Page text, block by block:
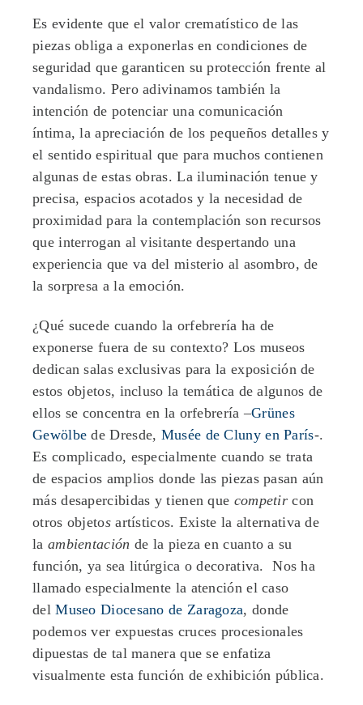
Es evidente que el valor crematístico de las
piezas obliga a exponerlas en condiciones de
seguridad que garanticen su protección frente al
vandalismo. Pero adivinamos también la
intención de potenciar una comunicación
íntima, la apreciación de los pequeños detalles y
el sentido espiritual que para muchos contienen
algunas de estas obras. La iluminación tenue y
precisa, espacios acotados y la necesidad de
proximidad para la contemplación son recursos
que interrogan al visitante despertando una
experiencia que va del misterio al asombro, de
la sorpresa a la emoción.
¿Qué sucede cuando la orfebrería ha de
exponerse fuera de su contexto? Los museos
dedican salas exclusivas para la exposición de
estos objetos, incluso la temática de algunos de
ellos se concentra en la orfebrería –Grünes
Gewölbe de Dresde, Musée de Cluny en París-.
Es complicado, especialmente cuando se trata
de espacios amplios donde las piezas pasan aún
más desapercibidas y tienen que competircon
otros objetosartísticos. Existe la alternativa de
la ambientación de la pieza en cuanto a su
función, ya sea litúrgica o decorativa. Nos ha
llamado especialmente la atención el caso
delMuseo Diocesano de Zaragoza, donde
podemos ver expuestas cruces procesionales
dipuestas de tal manera que se enfatiza
visualmente esta función de exhibición pública.